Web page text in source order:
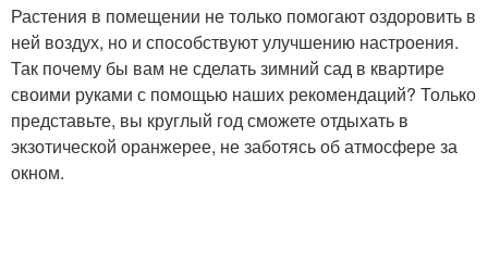
Растения в помещении не только помогают оздоровить в
ней воздух, но и способствуют улучшению настроения.
Так почему бы вам не сделать зимний сад в квартире
своими руками с помощью наших рекомендаций? Только
представьте, вы круглый год сможете отдыхать в
экзотической оранжерее, не заботясь об атмосфере за
окном.